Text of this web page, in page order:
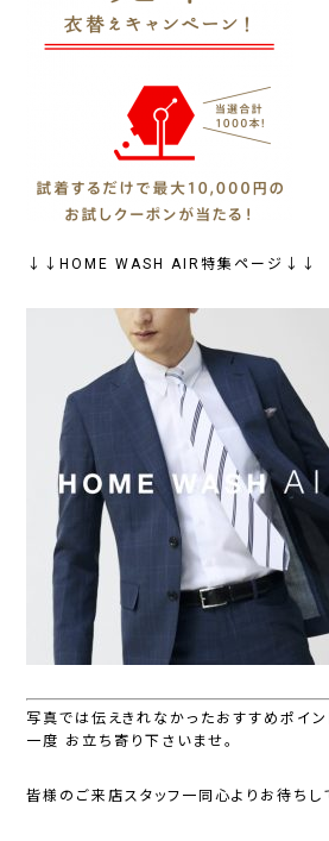
↓↓HOME WASH AIR特集ページ↓↓
写真では伝えきれなかったおすすめポイ
一度 お立ち寄り下さいませ。
皆様のご来店スタッフ一同心よりお待ちし